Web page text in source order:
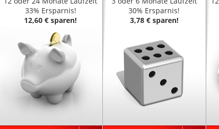
33% Ersparnis!
12,60 € sparen!
30% Ersparnis!
3,78 € sparen!